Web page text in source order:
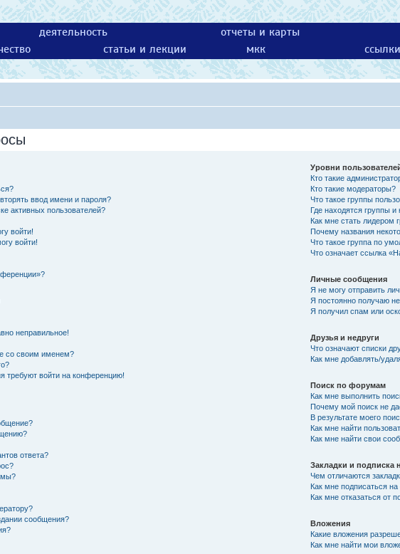
деятельность отчеты и карты
статьи и лекции мкк ссылки
ввод имени и пароля?
активных пользователей?
войти!
войти!
неправильное!
со своим именем?
требуют войти на конференцию!
ответа?
сообщения?
Уровни
Кто такие
Кто такие модераторы?
Что такое группы
Где находятся группы и
Как мне стать лидером
Почему названия
Что такое группа по
Что означает ссылка
Личные сообщения
Я не могу отправить
Я постоянно получаю
Я получил спам или
Друзья и недруги
Что означают списки
Как мне добавлять/
Поиск по форумам
Как мне выполнить
Почему мой поиск не
В результате моего
Как мне найти
Как мне найти свои
Закладки и подписка
Чем отличаются
Как мне подписаться
Как мне отказаться от
Вложения
Какие вложения
Как мне найти мои